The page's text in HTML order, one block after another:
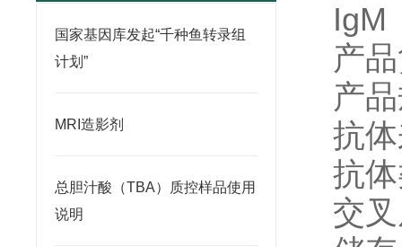
国家基因库发起“千种鱼转录组
计划”
MRI造影剂
总胆汁酸（TBA）质控样品使用
说明
IgM
产
产
抗
抗
交